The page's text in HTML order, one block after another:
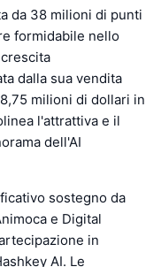
da 38 milioni di punti
formidabile nello
dalla sua vendita
milioni di dollari in
l'attrattiva e il
dell'AI
sostegno da
e Digital
in
AI. Le